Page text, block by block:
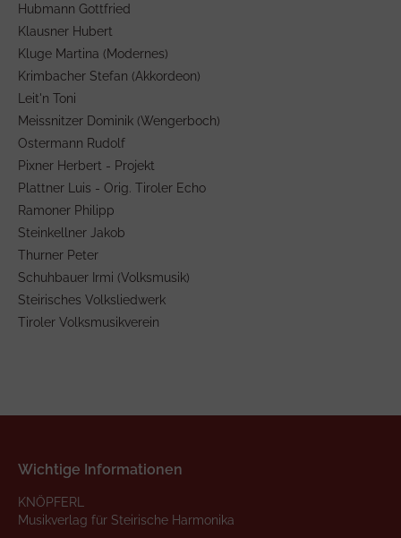
Hubmann Gottfried
Klausner Hubert
Kluge Martina (Modernes)
Krimbacher Stefan (Akkordeon)
Leit'n Toni
Meissnitzer Dominik (Wengerboch)
Ostermann Rudolf
Pixner Herbert - Projekt
Plattner Luis - Orig. Tiroler Echo
Ramoner Philipp
Steinkellner Jakob
Thurner Peter
Schuhbauer Irmi (Volksmusik)
Steirisches Volksliedwerk
Tiroler Volksmusikverein
Wichtige Informationen
KNÖPFERL
Musikverlag für Steirische Harmonika